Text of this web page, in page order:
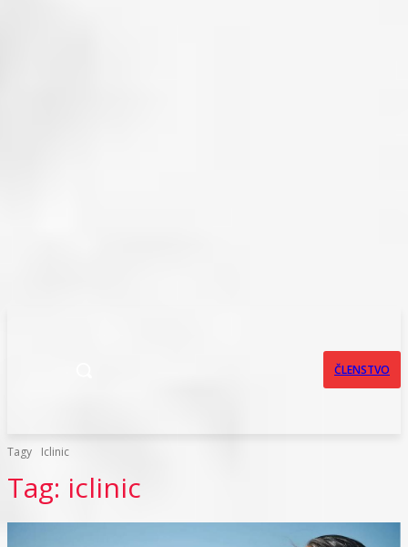
ČLENSTVO
Tagy Iclinic
Tag: iclinic